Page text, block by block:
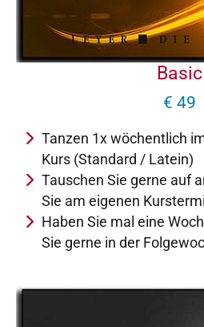
Basic
€ 49
Tanzen 1x wöchentlich
Kurs (Standard / Latein)
Tauschen Sie gerne auf
Sie am eigenen
Haben Sie mal eine
Sie gerne in der